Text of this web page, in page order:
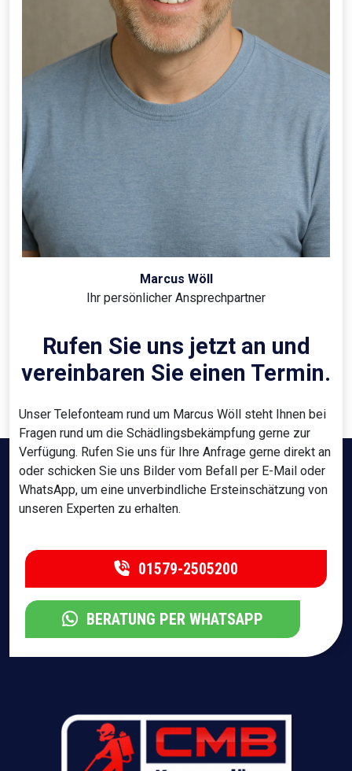
Marcus Wöll
Ihr persönlicher Ansprechpartner
Rufen Sie uns jetzt an und
vereinbaren Sie einen Termin.
Unser Telefonteam rund um Marcus Wöll steht Ihnen bei
Fragen rund um die Schädlingsbekämpfung gerne zur
Verfügung. Rufen Sie uns für Ihre Anfrage gerne direkt an
oder schicken Sie uns Bilder vom Befall per E-Mail oder
WhatsApp, um eine unverbindliche Ersteinschätzung von
unseren Experten zu erhalten.
01579-2505200
BERATUNG PER WHATSAPP